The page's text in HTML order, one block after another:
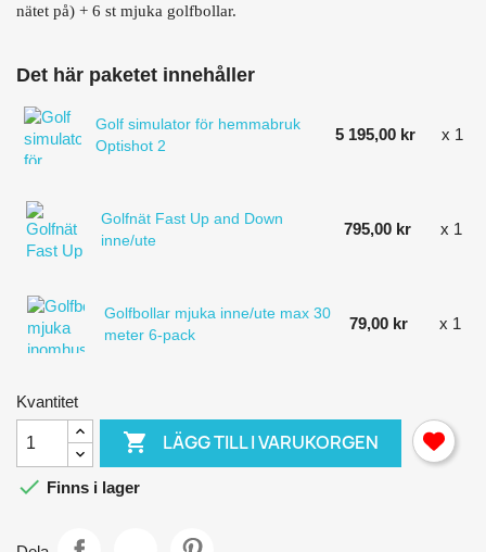
nätet på) + 6 st mjuka golfbollar.
Det här paketet innehåller
Golf simulator för hemmabruk
Optishot 2
5 195,00 kr x 1
Golfnät Fast Up and Down
inne/ute
795,00 kr x 1
Golfbollar mjuka inne/ute max 30
meter 6-pack
79,00 kr x 1
Kvantitet
 LÄGG TILL I VARUKORGEN
 Finns i lager